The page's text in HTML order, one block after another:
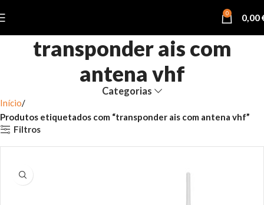
0 0,00
transponder ais com
antena vhf
Categorias
Início
Produtos etiquetados com “transponder ais com antena vhf”
Filtros